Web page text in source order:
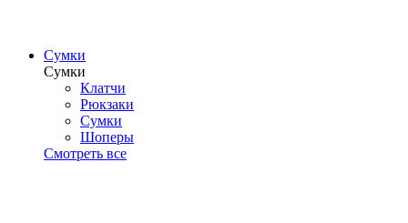
Сумки
Сумки
Клатчи
Рюкзаки
Сумки
Шоперы
Смотреть все